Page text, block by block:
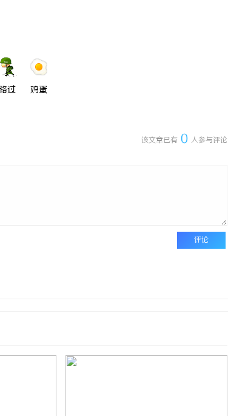
过 鸡蛋
该文章已有 0 人参与评论
评论